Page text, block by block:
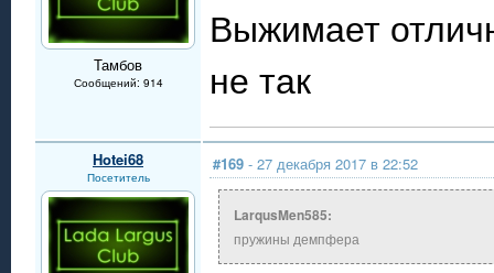
Тамбов
Сообщений: 914
Выжимает
не так
Hotei68
Посетитель
#169 - 27 декабря 2017 в 22:52
LarqusMen585:
пружины демпфера